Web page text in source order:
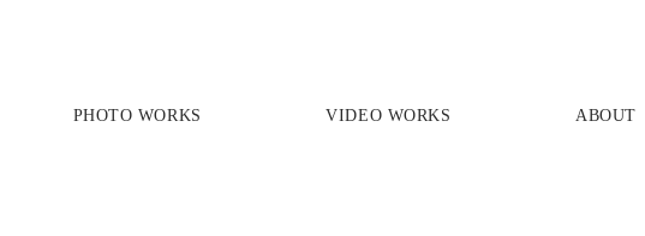
PHOTO WORKS VIDEO WORKS ABOUT